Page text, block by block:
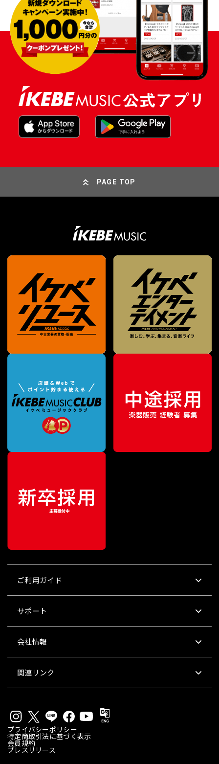
PAGE TOP
ご利用ガイド
サポート
会社情報
関連リンク
プライバシーポリシー
特定商取引法に基づく表示
会員規約
プレスリリース